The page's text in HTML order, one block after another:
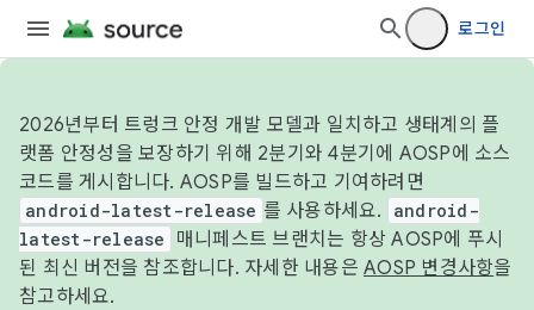
로그인
2026년부터 트렁크 안정 개발 모델과 일치하고 생태계의 플
랫폼 안정성을 보장하기 위해 2분기와 4분기에 AOSP에 소스
코드를 게시합니다. AOSP를 빌드하고 기여하려면
android-latest-release 를 사용하세요.
android-
latest-release
매니페스트 브랜치는 항상 AOSP에 푸시
된 최신 버전을 참조합니다. 자세한 내용은 AOSP 변경사항을
참고하세요.